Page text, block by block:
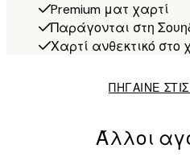
Premium ματ χαρτί
Παράγονται στη
Χαρτί ανθεκτικό στο
ΠΗΓΑΙΝΕ
Άλλοι